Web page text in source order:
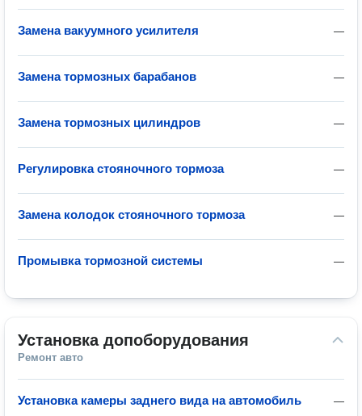
—
Замена вакуумного усилителя
—
Замена тормозных барабанов
—
Замена тормозных цилиндров
—
Регулировка стояночного тормоза
—
Замена колодок стояночного тормоза
—
Промывка тормозной системы
Установка допоборудования
Ремонт авто
—
Установка камеры заднего вида на автомобиль